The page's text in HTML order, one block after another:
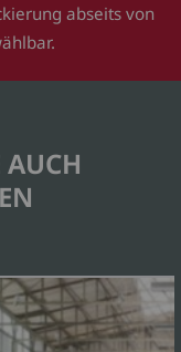
abseits von
AUCH